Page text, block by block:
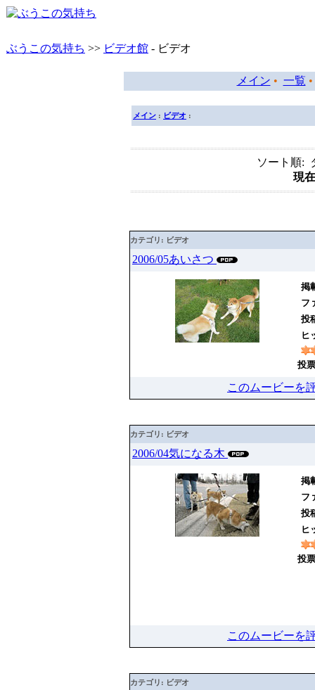
ぶうこの気持ち >> ビデオ館 - ビデオ
メイン • 一覧
メイン : ビデオ :
ソート順:
現
カテゴリ: ビデオ
2006/05あいさつ
掲
フ
投
ヒ
投
このムービーを
カテゴリ: ビデオ
2006/04気になる木
掲
フ
投
ヒ
投
このムービーを
カテゴリ: ビデオ